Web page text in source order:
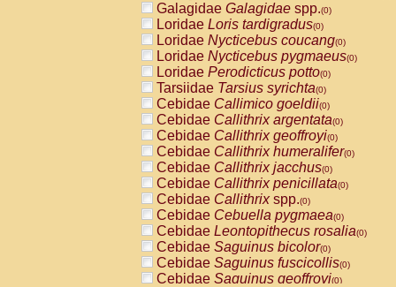
Galagidae Galagidae spp.(0)
Loridae Loris tardigradus(0)
Loridae Nycticebus coucang(0)
Loridae Nycticebus pygmaeus(0)
Loridae Perodicticus potto(0)
Tarsiidae Tarsius syrichta(0)
Cebidae Callimico goeldii(0)
Cebidae Callithrix argentata(0)
Cebidae Callithrix geoffroyi(0)
Cebidae Callithrix humeralifer(0)
Cebidae Callithrix jacchus(0)
Cebidae Callithrix penicillata(0)
Cebidae Callithrixspp.(0)
Cebidae Cebuella pygmaea(0)
Cebidae Leontopithecus rosalia(0)
Cebidae Saguinus bicolor(0)
Cebidae Saguinus fuscicollis(0)
Cebidae Saguinus geoffroyi(0)